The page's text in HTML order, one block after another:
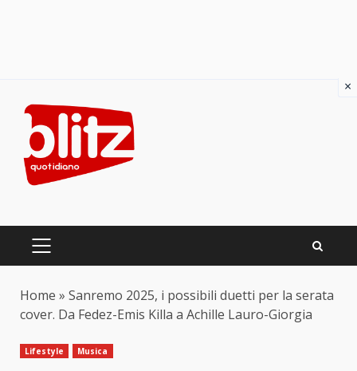
content
PRIMARY
Home » Sanremo 2025, i possibili duetti per la serata
cover. Da Fedez-Emis Killa a Achille Lauro-Giorgia
Lifestyle Musica
×